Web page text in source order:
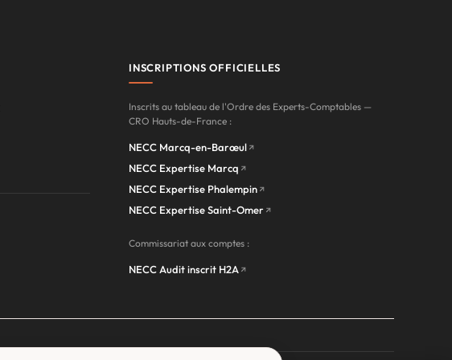
INSCRIPTIONS OFFICIELLES
Inscrits au tableau de l'Ordre des Experts-Comptables —
CRO Hauts-de-France :
NECC Marcq-en-Barœul
NECC Expertise Marcq
NECC Expertise Phalempin
NECC Expertise Saint-Omer
Commissariat aux comptes :
NECC Audit inscrit H2A